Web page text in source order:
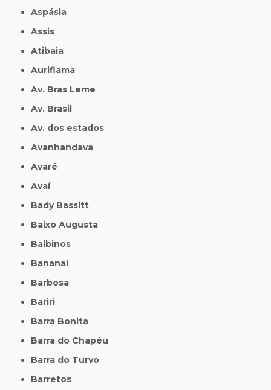
Aspásia
Assis
Atibaia
Auriflama
Av. Bras Leme
Av. Brasil
Av. dos estados
Avanhandava
Avaré
Avaí
Bady Bassitt
Baixo Augusta
Balbinos
Bananal
Barbosa
Bariri
Barra Bonita
Barra do Chapéu
Barra do Turvo
Barretos